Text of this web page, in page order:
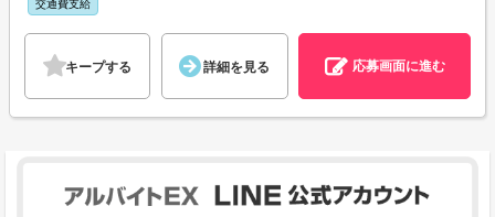
交通費支給
キープする 詳細を見る 応募画面に進む